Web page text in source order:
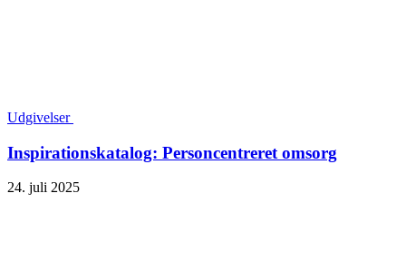
Udgivelser
Inspirationskatalog: Personcentreret omsorg
24. juli 2025